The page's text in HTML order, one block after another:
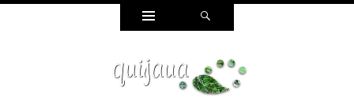
Widgets